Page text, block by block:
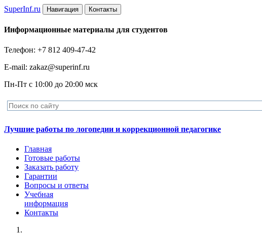
SuperInf.ru Навигация Контакты
Информационные материалы для студентов
Телефон: +7 812 409-47-42
E-mail: zakaz@superinf.ru
Пн-Пт с 10:00 до 20:00 мск
Лучшие работы по логопедии и коррекционной педагогике
Главная
Готовые работы
Заказать работу
Гарантии
Вопросы и ответы
Учебная
информация
Контакты